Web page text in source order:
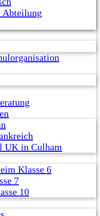
Abteilung
UK in Culham
Klasse 6
7
10